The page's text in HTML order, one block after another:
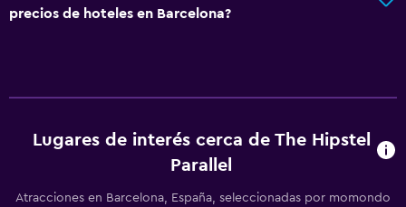
precios de hoteles en Barcelona?
Lugares de interés cerca de The Hipstel
Parallel
Atracciones en Barcelona, España, seleccionadas por momondo